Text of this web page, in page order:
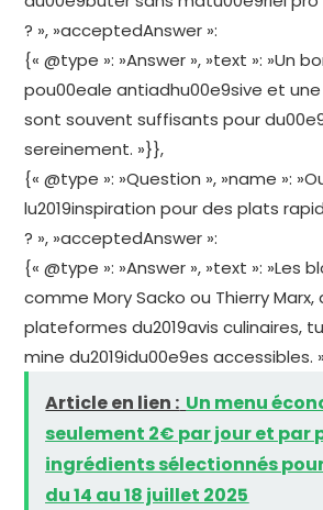
? », »acceptedAnswer »:
{« @type »: »Answer », »text »: »Un
pou00eale antiadhu00e9sive et
sont souvent suffisants pour
sereinement. »}},
{« @type »: »Question », »name »:
lu2019inspiration pour des plats
? », »acceptedAnswer »:
{« @type »: »Answer », »text »: »Les
comme Mory Sacko ou Thierry Marx,
plateformes du2019avis culinaires,
mine du2019idu00e9es accessibles.
Article en lien : Un menu
seulement 2€ par jour et par
ingrédients sélectionnés
du 14 au 18 juillet 2025